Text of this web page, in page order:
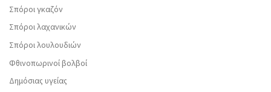
Σπόροι γκαζόν
Σπόροι λαχανικών
Σπόροι λουλουδιών
Φθινοπωρινοί βολβοί
Δημόσιας υγείας